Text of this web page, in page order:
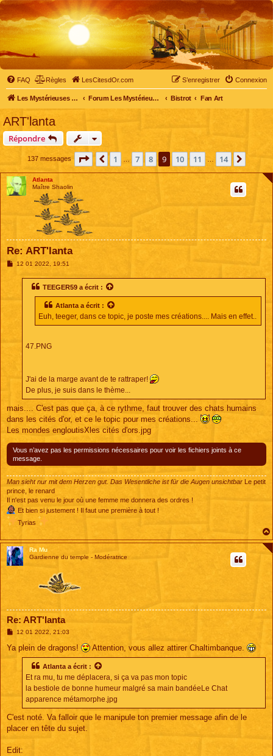
FAQ Règles LesCitesdOr.com Connexion
S’enregistrer
Les Mystérieuses Cités d'Or - LesCitesdOr.com Forum Les Mystérieuses Cités d'Or Bistrot Fan Art
ART'lanta
Répondre
137 messages Page sur 14
Précédente
1 7 8 9 10 11 14
Atlanta
Maître Shaolin
Re: ART'lanta
M12 01 2022, 19:51
TEEGER59 a écrit :
Atlantaa écrit :
Euh, teeger, dans ce topic, je poste mes créations.... Mais en effet..
47.PNG
J'ai de la marge avant de te rattraper!
De plus, je suis dans le thème...
mais.... C'est pas que ça, à ce rythme, faut trouver des chats humains
dans les cités d'or, et ce le topic pour mes créations...
Les mondes engloutisXles cités d'ors.jpg
Vous n’avez pas les permissions nécessaires pour voir les fichiers joints à ce
message.
Man sieht nur mit dem Herzen gut. Das Wesentliche ist für die Augen unsichtbar Le petit
prince, le renard
Il n'est pas venu le jour où une femme me donnera des ordres !
Et bien si justement ! Il faut une première à tout !
Tyrias
Ra Mu
Gardienne du temple - Modératrice
Re: ART'lanta
M
s
12 01 2022, 21:03
Ya plein de dragons! Attention, vous allez attirer Chaltimbanque.
Atlanta a écrit :
Et ra mu, tu me déplacera, si ça va pas mon topic
la bestiole de bonne humeur malgré sa main bandéeLe Chat
apparence métamorphe.jpg
C'est noté. Va falloir que le manipule ton premier message afin de le
placer en tête du sujet.
Edit: